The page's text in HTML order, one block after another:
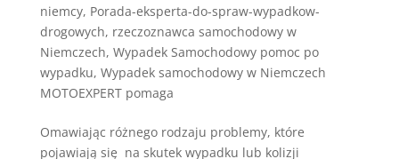
niemcy, Porada-eksperta-do-spraw-wypadkow-
drogowych, rzeczoznawca samochodowy w
Niemczech, Wypadek Samochodowy pomoc po
wypadku, Wypadek samochodowy w Niemczech
MOTOEXPERT pomaga
Omawiając różnego rodzaju problemy, które
pojawiają się na skutek wypadku lub kolizji